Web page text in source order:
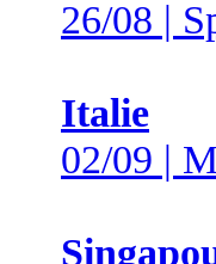
26/08 |
Italie
02/09 |